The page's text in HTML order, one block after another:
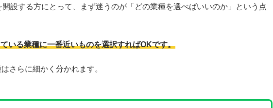
設する方にとって、まず迷うのが「どの業種を選べばいいのか」という点
いる業種に一番近いものを選択すればOKです。
さらに細かく分かれます。